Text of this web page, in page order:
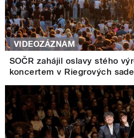
VIDEOZÁZNAM
SOČR zahájil oslavy stého
koncertem v Riegrových